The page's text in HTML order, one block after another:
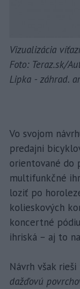
Vizualizácia
Foto: Teraz.sk/
Lipka - záhrad.
Vo svojom
predajni
orientované do
multifunkčné
loziť po
kolieskových
koncertné
ihriská – aj to
Návrh však
dažďovú